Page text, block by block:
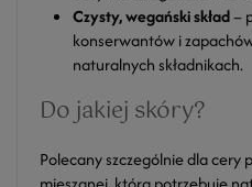
Czysty, wegański skład–
konserwantów i
naturalnych składnikach.
Do jakiej skóry?
Polecany szczególnie dla cery